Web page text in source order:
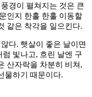
경이 펼쳐지는 것은 큰
인지 한홀 한홀 이동할
같은 착각을 일으킨다.
다. 햇살이 좋은 날이면
빛나고, 흐린 날엔 구
산자락을 차분히 비쳐,
물하기 때문이다.